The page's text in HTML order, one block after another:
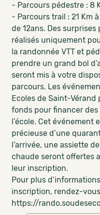
- Parcours pédestre : 8
- Parcours trail : 21 Km
de 12ans. Des
réalisés uniquement
la randonnée VTT et
prendre un grand bol
seront mis à votre
parcours. Les
Ecoles de Saint-
fonds pour financer
l’école. Cet événement
précieuse d’une
l’arrivée, une assiette
chaude seront offertes
leur inscription.
Pour plus
inscription, rendez-
https://